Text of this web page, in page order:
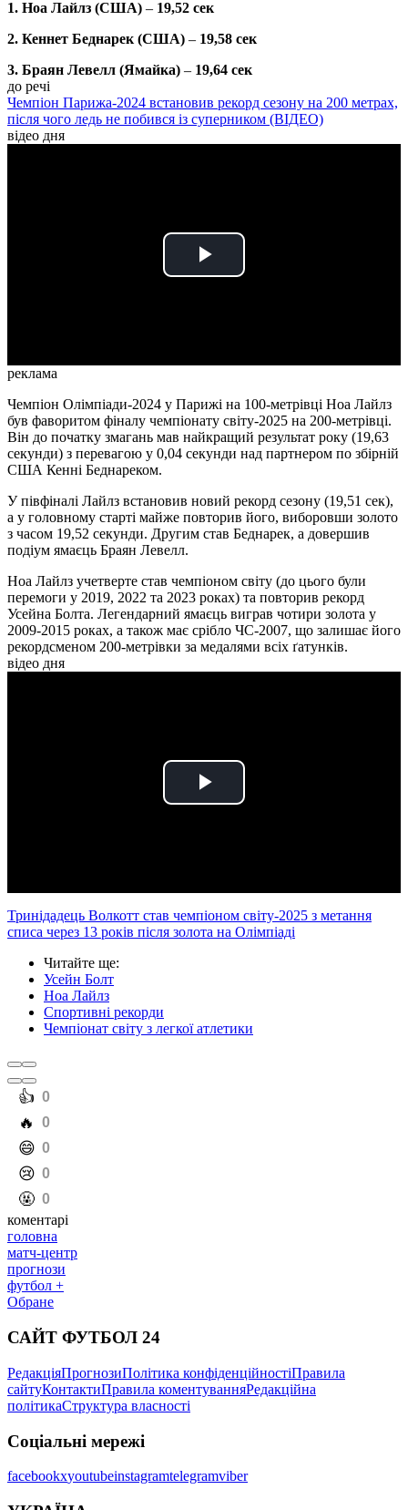
1. Ноа Лайлз (США) – 19,52 сек
2. Кеннет Беднарек (США) – 19,58 сек
3. Браян Левелл (Ямайка) – 19,64 сек
до речі
Чемпіон Парижа-2024 встановив рекорд сезону на 200 метрах,
після чого ледь не побився із суперником (ВІДЕО)
відео дня
Play
реклама
Чемпіон Олімпіади-2024 у Парижі на 100-метрівці Ноа Лайлз
був фаворитом фіналу чемпіонату світу-2025 на 200-метрівці.
Він до початку змагань мав найкращий результат року (19,63
секунди) з перевагою у 0,04 секунди над партнером по збірній
США Кенні Беднареком.
У півфіналі Лайлз встановив новий рекорд сезону (19,51 сек),
а у головному старті майже повторив його, виборовши золото
з часом 19,52 секунди. Другим став Беднарек, а довершив
подіум ямаєць Браян Левелл.
Ноа Лайлз учетверте став чемпіоном світу (до цього були
перемоги у 2019, 2022 та 2023 роках) та повторив рекорд
Усейна Болта. Легендарний ямаєць виграв чотири золота у
2009-2015 роках, а також має срібло ЧС-2007, що залишає його
рекордсменом 200-метрівки за медалями всіх ґатунків.
відео дня
Play
Тринідадець Волкотт став чемпіоном світу-2025 з метання
списа через 13 років після золота на Олімпіаді
Читайте ще:
Усейн Болт
Ноа Лайлз
Спортивні рекорди
Чемпіонат світу з легкої атлетики
️👍 0
️🔥 0
️😄 0
️😢 0
️🤬 0
коментарі
головна
матч-центр
прогнози
футбол +
Обране
САЙТ ФУТБОЛ 24
РедакціяПрогнозиПолітика конфіденційностіПравила
сайтуКонтактиПравила коментуванняРедакційна
політикаСтруктура власності
Соціальні мережі
facebookxyoutubeinstagramtelegramviber